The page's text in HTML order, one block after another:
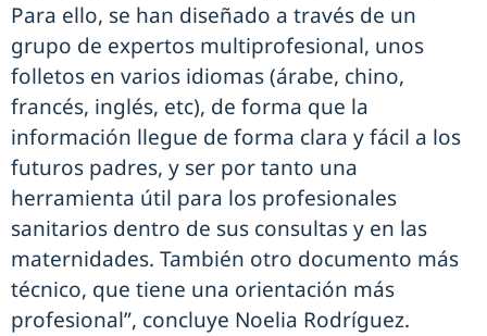
Para ello, se han diseñado a través de un
grupo de expertos multiprofesional, unos
folletos en varios idiomas (árabe, chino,
francés, inglés, etc), de forma que la
información llegue de forma clara y fácil a los
futuros padres, y ser por tanto una
herramienta útil para los profesionales
sanitarios dentro de sus consultas y en las
maternidades. También otro documento más
técnico, que tiene una orientación más
profesional”, concluye Noelia Rodríguez.